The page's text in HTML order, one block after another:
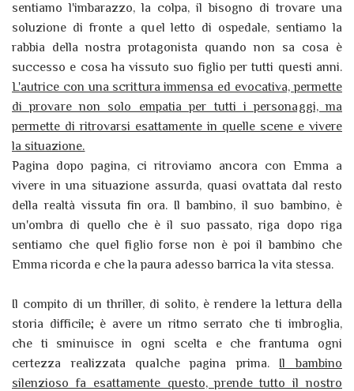
sentiamo l'imbarazzo, la colpa, il bisogno di trovare una
soluzione di fronte a quel letto di ospedale, sentiamo la
rabbia della nostra protagonista quando non sa cosa è
successo e cosa ha vissuto suo figlio per tutti questi anni.
L'autrice con una scrittura immensa ed evocativa, permette
di provare non solo empatia per tutti i personaggi, ma
permette di ritrovarsi esattamente in quelle scene e vivere
la situazione.
Pagina dopo pagina, ci ritroviamo ancora con Emma a
vivere in una situazione assurda, quasi ovattata dal resto
della realtà vissuta fin ora. Il bambino, il suo bambino, è
un'ombra di quello che è il suo passato, riga dopo riga
sentiamo che quel figlio forse non è poi il bambino che
Emma ricorda e che la paura adesso barrica la vita stessa.
Il compito di un thriller, di solito, è rendere la lettura della
storia difficile; è avere un ritmo serrato che ti imbroglia,
che ti sminuisce in ogni scelta e che frantuma ogni
certezza realizzata qualche pagina prima. Il bambino
silenzioso fa esattamente questo, prende tutto il nostro